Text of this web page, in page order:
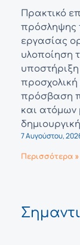
Πρακτικό
πρόσληψης
εργασίας
υλοποίηση
υποστήριξη
πρόσβαση
και ατόμων
7 Αυγούστου,
Περισσότερα »